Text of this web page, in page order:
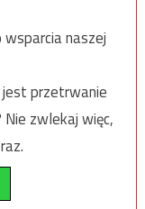
wsparcia naszej
przetrwanie
zwlekaj więc,